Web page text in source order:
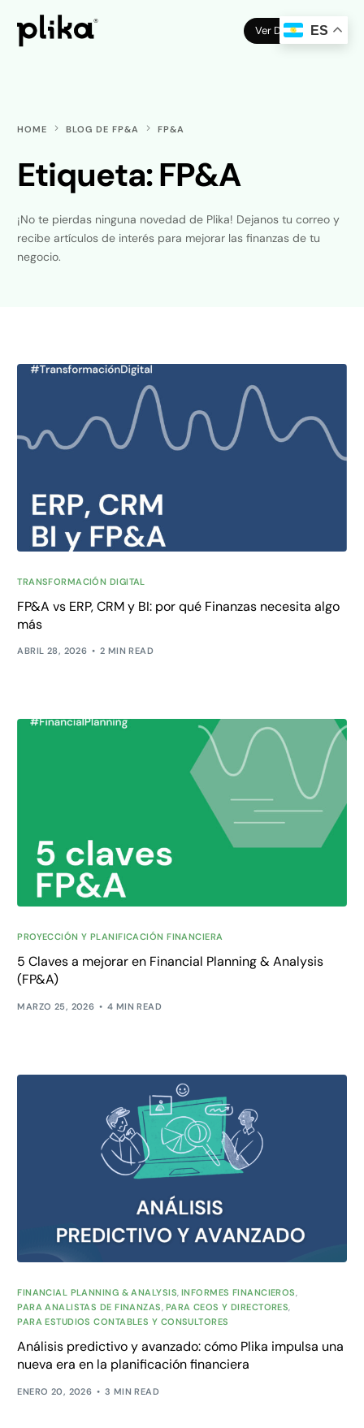
Ver Demo
HOME BLOG DE FP&A FP&A
Etiqueta:FP&A
¡No te pierdas ninguna novedad de Plika! Dejanos tu correo y
recibe artículos de interés para mejorar las finanzas de tu
negocio.
TRANSFORMACIÓN DIGITAL
FP&A vs ERP, CRM y BI: por qué Finanzas necesita algo
más
ABRIL 28, 2026 2 MIN READ
PROYECCIÓN Y PLANIFICACIÓN FINANCIERA
5 Claves a mejorar en Financial Planning & Analysis
(FP&A)
MARZO 25, 2026 4 MIN READ
FINANCIAL PLANNING & ANALYSIS, INFORMES FINANCIEROS,
PARA ANALISTAS DE FINANZAS, PARA CEOS Y DIRECTORES,
PARA ESTUDIOS CONTABLES Y CONSULTORES
Análisis predictivo y avanzado: cómo Plika impulsa una
nueva era en la planificación financiera
ENERO 20, 2026 3 MIN READ
ES